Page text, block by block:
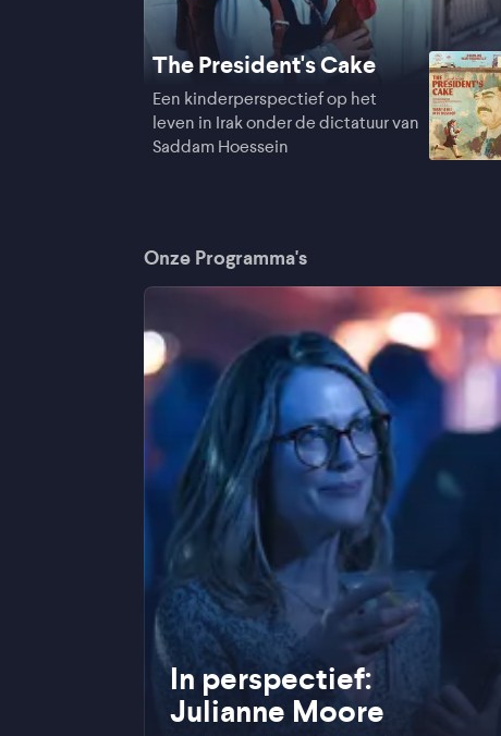
The President's Cake
Een kinderperspectief op het
leven in Irak onder de dictatuur van
Saddam Hoessein
Onze Programma's
In perspectief:
Julianne Moore